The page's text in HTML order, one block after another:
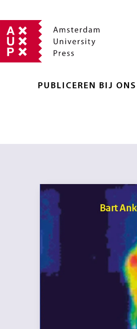
PUBLICEREN BIJ ONS